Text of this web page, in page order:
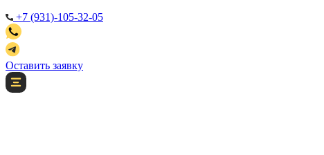
+7 (931)-105-32-05
Оставить заявку